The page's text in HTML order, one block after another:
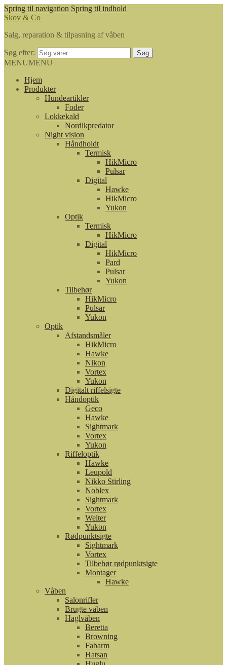
Spring til navigation Spring til indhold
Skov & Co
Salg, reparation & tilpasning af våben
Søg efter: Søg
MENUMENU
Hjem
Produkter
Hundeartikler
Foder
Lokkekald
Nordikpredator
Night vision
Håndholdt
Termisk
HikMicro
Pulsar
Digital
Hawke
HikMicro
Yukon
Optik
Termisk
HikMicro
Digital
HikMicro
Pard
Pulsar
Yukon
Tilbehør
HikMicro
Pulsar
Yukon
Optik
Afstandsmåler
HikMicro
Hawke
Nikon
Vortex
Yukon
Digitalt riffelsigte
Håndoptik
Geco
Hawke
Sightmark
Vortex
Yukon
Riffeloptik
Hawke
Leupold
Nikko Stirling
Noblex
Sightmark
Vortex
Welter
Yukon
Rødpunktsigte
Sightmark
Vortex
Tilbehør rødpunktsigte
Montager
Hawke
Våben
Salonrifler
Brugte våben
Haglvåben
Beretta
Browning
Fabarm
Hatsan